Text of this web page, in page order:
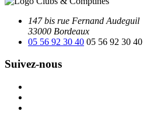
147 bis rue Fernand Audeguil
33000 Bordeaux
05 56 92 30 40 05 56 92 30 40
Suivez-nous